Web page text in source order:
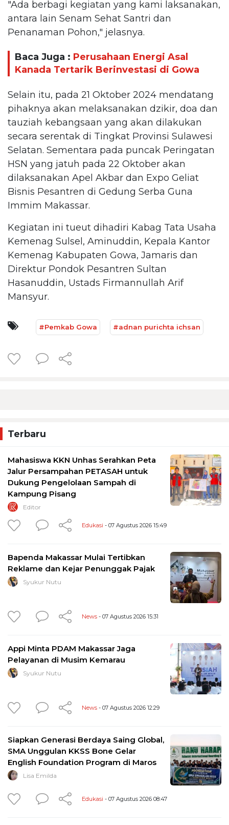
"Ada berbagi kegiatan yang kami laksanakan,
antara lain Senam Sehat Santri dan
Penanaman Pohon," jelasnya.
Baca Juga : Perusahaan Energi Asal
Kanada Tertarik Berinvestasi di Gowa
Selain itu, pada 21 Oktober 2024 mendatang
pihaknya akan melaksanakan dzikir, doa dan
tauziah kebangsaan yang akan dilakukan
secara serentak di Tingkat Provinsi Sulawesi
Selatan. Sementara pada puncak Peringatan
HSN yang jatuh pada 22 Oktober akan
dilaksanakan Apel Akbar dan Expo Geliat
Bisnis Pesantren di Gedung Serba Guna
Immim Makassar.
Kegiatan ini tueut dihadiri Kabag Tata Usaha
Kemenag Sulsel, Aminuddin, Kepala Kantor
Kemenag Kabupaten Gowa, Jamaris dan
Direktur Pondok Pesantren Sultan
Hasanuddin, Ustads Firmannullah Arif
Mansyur.
#Pemkab Gowa #adnan purichta ichsan
Terbaru
Mahasiswa KKN Unhas Serahkan Peta
Jalur Persampahan PETASAH untuk
Dukung Pengelolaan Sampah di
Kampung Pisang
Editor
Edukasi - 07 Agustus 2026 15:49
Bapenda Makassar Mulai Tertibkan
Reklame dan Kejar Penunggak Pajak
Syukur Nutu
News - 07 Agustus 2026 15:31
Appi Minta PDAM Makassar Jaga
Pelayanan di Musim Kemarau
Syukur Nutu
News - 07 Agustus 2026 12:29
Siapkan Generasi Berdaya Saing Global,
SMA Unggulan KKSS Bone Gelar
English Foundation Program di Maros
Lisa Emilda
Edukasi - 07 Agustus 2026 08:47